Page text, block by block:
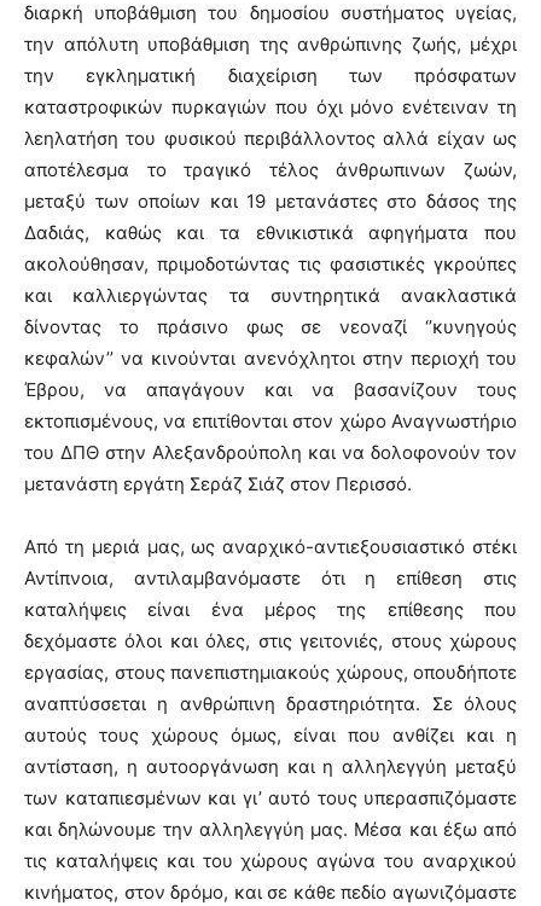
διαρκή υποβάθμιση του δημοσίου συστήματος υγείας,
την απόλυτη υποβάθμιση της ανθρώπινης ζωής, μέχρι
την εγκληματική διαχείριση των πρόσφατων
καταστροφικών πυρκαγιών που όχι μόνο ενέτειναν τη
λεηλατήση του φυσικού περιβάλλοντος αλλά είχαν ως
αποτέλεσμα το τραγικό τέλος άνθρωπινων ζωών,
μεταξύ των οποίων και 19 μετανάστες στο δάσος της
Δαδιάς, καθώς και τα εθνικιστικά αφηγήματα που
ακολούθησαν, πριμοδοτώντας τις φασιστικές γκρούπες
και καλλιεργώντας τα συντηρητικά ανακλαστικά
δίνοντας το πράσινο φως σε νεοναζί ‘’κυνηγούς
κεφαλών’’ να κινούνται ανενόχλητοι στην περιοχή του
Έβρου, να απαγάγουν και να βασανίζουν τους
εκτοπισμένους, να επιτίθονται στον χώρο Αναγνωστήριο
του ΔΠΘ στην Αλεξανδρούπολη και να δολοφονούν τον
μετανάστη εργάτη Σεράζ Σιάζ στον Περισσό.
Από τη μεριά μας, ως αναρχικό-αντιεξουσιαστικό στέκι
Αντίπνοια, αντιλαμβανόμαστε ότι η επίθεση στις
καταλήψεις είναι ένα μέρος της επίθεσης που
δεχόμαστε όλοι και όλες, στις γειτονιές, στους χώρους
εργασίας, στους πανεπιστημιακούς χώρους, οπουδήποτε
αναπτύσσεται η ανθρώπινη δραστηριότητα. Σε όλους
αυτούς τους χώρους όμως, είναι που ανθίζει και η
αντίσταση, η αυτοοργάνωση και η αλληλεγγύη μεταξύ
των καταπιεσμένων και γι’ αυτό τους υπερασπιζόμαστε
και δηλώνουμε την αλληλεγγύη μας. Μέσα και έξω από
τις καταλήψεις και του χώρους αγώνα του αναρχικού
κινήματος, στον δρόμο, και σε κάθε πεδίο αγωνιζόμαστε